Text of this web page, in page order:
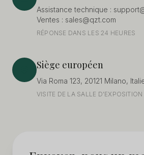
Assistance technique :
Ventes : sales@qzt.com
RÉPONSE DANS LES 24 HEURES
Siège européen
Via Roma 123, 20121 Milano,
VISITE DE LA SALLE